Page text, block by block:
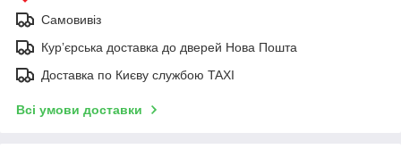
Самовивіз
Курʼєрська доставка до дверей Нова Пошта
Доставка по Києву службою TAXI
Всі умови доставки